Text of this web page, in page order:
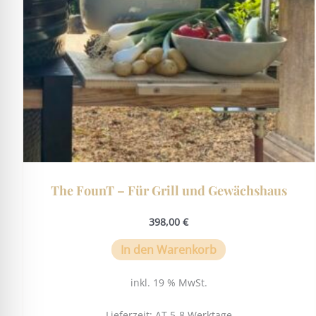
The FounT – Für Grill und Gewächshaus
398,00 €
In den Warenkorb
inkl. 19 % MwSt.